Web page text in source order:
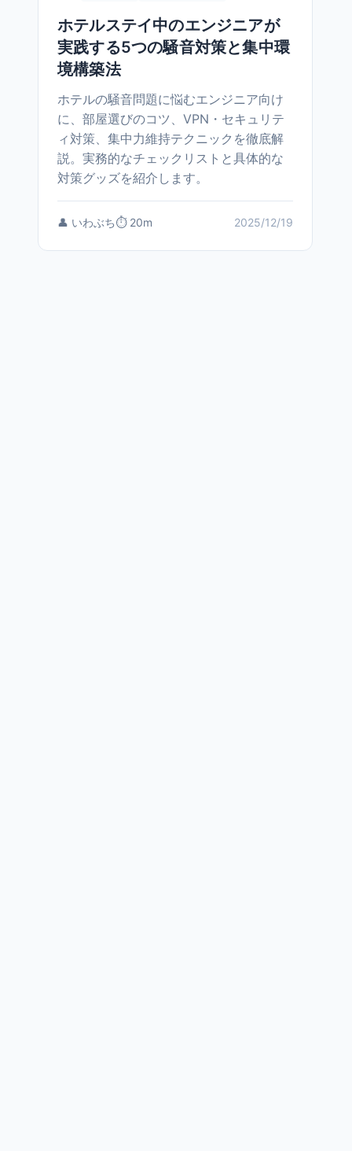
ホテルステイ中のエンジニアが
実践する5つの騒音対策と集中環
境構築法
ホテルの騒音問題に悩むエンジニア向け
に、部屋選びのコツ、VPN・セキュリテ
ィ対策、集中力維持テクニックを徹底解
説。実務的なチェックリストと具体的な
対策グッズを紹介します。
👤 いわぶち⏱️ 20m 2025/12/19